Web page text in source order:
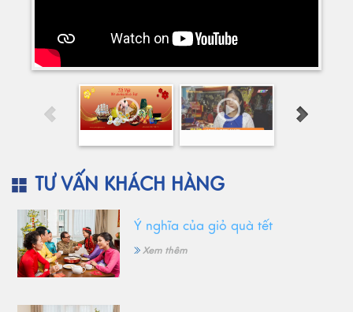
TƯ VẤN KHÁCH HÀNG
Ý nghĩa của giỏ quà tết
Xem thêm